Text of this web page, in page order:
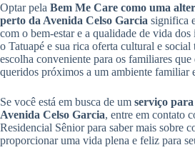
Optar pela Bem Me Care como uma
perto da Avenida Celso Garcia significa
com o bem-estar e a qualidade de vida
o Tatuapé e sua rica oferta cultural e
escolha conveniente para os familiares que
queridos próximos a um ambiente familiar
Se você está em busca de um serviço
Avenida Celso Garcia, entre em contato
Residencial Sênior para saber mais sobre
proporcionar uma vida plena e feliz para